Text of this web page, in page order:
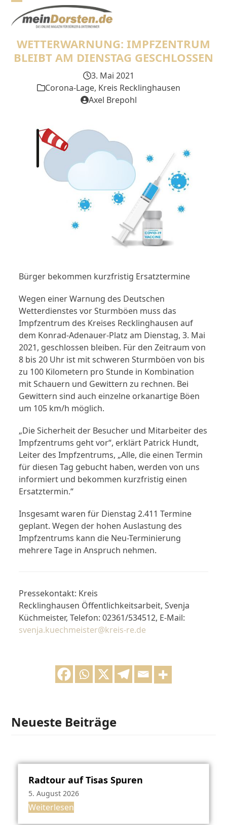
Skip Open
mobile
menu
Close
mobile
menu
WETTERWARNUNG: IMPFZENTRUM
BLEIBT AM DIENSTAG GESCHLOSSEN
3. Mai 2021
Corona-Lage, Kreis Recklinghausen
Axel Brepohl
Bürger bekommen kurzfristig Ersatztermine
Wegen einer Warnung des Deutschen
Wetterdienstes vor Sturmböen muss das
Impfzentrum des Kreises Recklinghausen auf
dem Konrad-Adenauer-Platz am Dienstag, 3. Mai
2021, geschlossen bleiben. Für den Zeitraum von
8 bis 20 Uhr ist mit schweren Sturmböen von bis
zu 100 Kilometern pro Stunde in Kombination
mit Schauern und Gewittern zu rechnen. Bei
Gewittern sind auch einzelne orkanartige Böen
um 105 km/h möglich.
„Die Sicherheit der Besucher und Mitarbeiter des
Impfzentrums geht vor“, erklärt Patrick Hundt,
Leiter des Impfzentrums, „Alle, die einen Termin
für diesen Tag gebucht haben, werden von uns
informiert und bekommen kurzfristig einen
Ersatztermin.“
Insgesamt waren für Dienstag 2.411 Termine
geplant. Wegen der hohen Auslastung des
Impfzentrums kann die Neu-Terminierung
mehrere Tage in Anspruch nehmen.
Pressekontakt: Kreis
Recklinghausen Öffentlichkeitsarbeit, Svenja
Küchmeister, Telefon: 02361/534512, E-Mail:
svenja.kuechmeister@kreis-re.de
Neueste Beiträge
Radtour auf Tisas Spuren
5. August 2026
Weiterlesen